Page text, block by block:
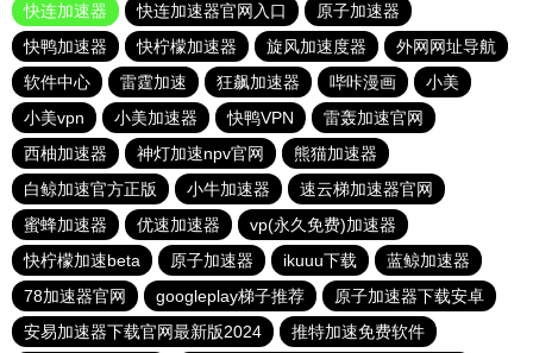
快连加速器
快连加速器官网入口
原子加速器
快鸭加速器
快柠檬加速器 旋风加速度器
外网网址导航
软件中心
雷霆加速 狂飙加速器 哔咔漫画
小美
小美vpn
小美加速器 快鸭VPN
雷轰加速官网
西柚加速器
神灯加速npv官网
熊猫加速器
白鲸加速官方正版
小牛加速器
速云梯加速器官网
蜜蜂加速器
优速加速器
vp(永久免费)加速器
快柠檬加速beta
原子加速器 ikuuu下载
蓝鲸加速器
78加速器官网
googleplay梯子推荐
原子加速器下载安卓
安易加速器下载官网最新版2024
推特加速免费软件